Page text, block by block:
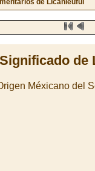
de Licanleuful
Significado de
Méxicano del